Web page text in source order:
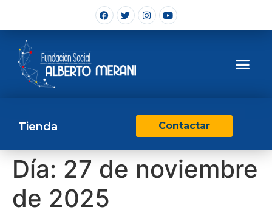
Tienda Contactar
Día: 27 de noviembre
de 2025